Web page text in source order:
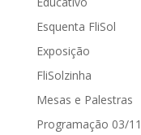
Esquenta FliSol
Exposição
FliSolzinha
Mesas e Palestras
Programação 03/11